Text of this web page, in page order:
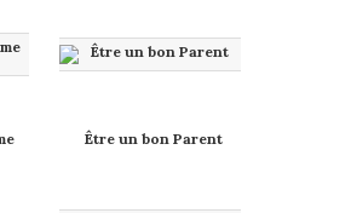
Être un bon Parent